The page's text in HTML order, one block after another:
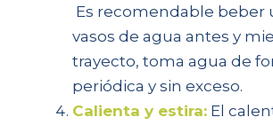
Es recomendable beber
vasos de agua antes y
trayecto, toma agua de
periódica y sin exceso.
Calienta y estira: El